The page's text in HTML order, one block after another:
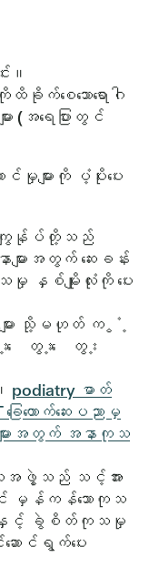
း။
ာကိုထိခိုက်စေသောရောဂါ
း (အရေပြားတွင်
မှုများကို ပံ့ပိုးပေး
ျွန်ုပ်တို့သည်
များအတွက် ဆေးခန်း
စ်မျိုးလုံးကို ပေး
ျား သို့မဟုတ် က
း ေ တွ ့ း ေ တွ ့ း
podiatry ဓာတ်
ြေထောက်ဆေးပညာမှ
ားအတွက် အနာကုသ
သူအဖွဲ့သည် သင့်အား
မှန်ကန်သောကုသ
နှင့် ခွဲစိတ်ကုသမှု
ောင်ရွက်ပေး